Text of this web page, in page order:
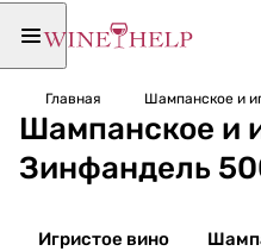
Главная Шампанское и
Шампанское и
Зинфандель
Игристое вино